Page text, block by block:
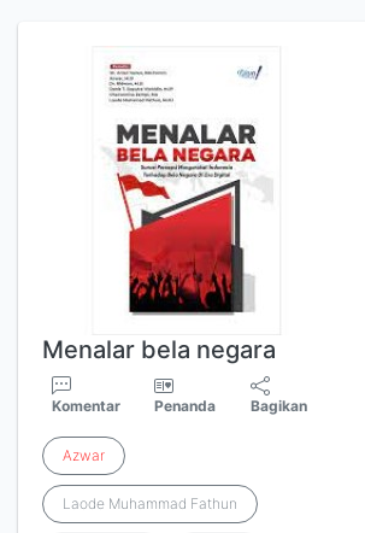
Menalar bela negara
Komentar Penanda Bagikan
Azwar
Laode Muhammad Fathun